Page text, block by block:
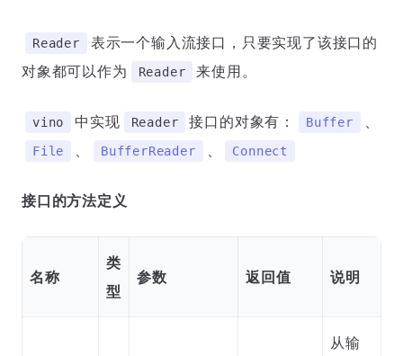
Reader
表示一个输入流接口，只要实现了该接口的
对象都可以作为
Reader 来使用。
vino 中实现 Reader 接口的对象有： Buffer 、
File 、 BufferReader 、 Connect
接口的方法定义
名称
类
型
参数 返回值 说明
从输